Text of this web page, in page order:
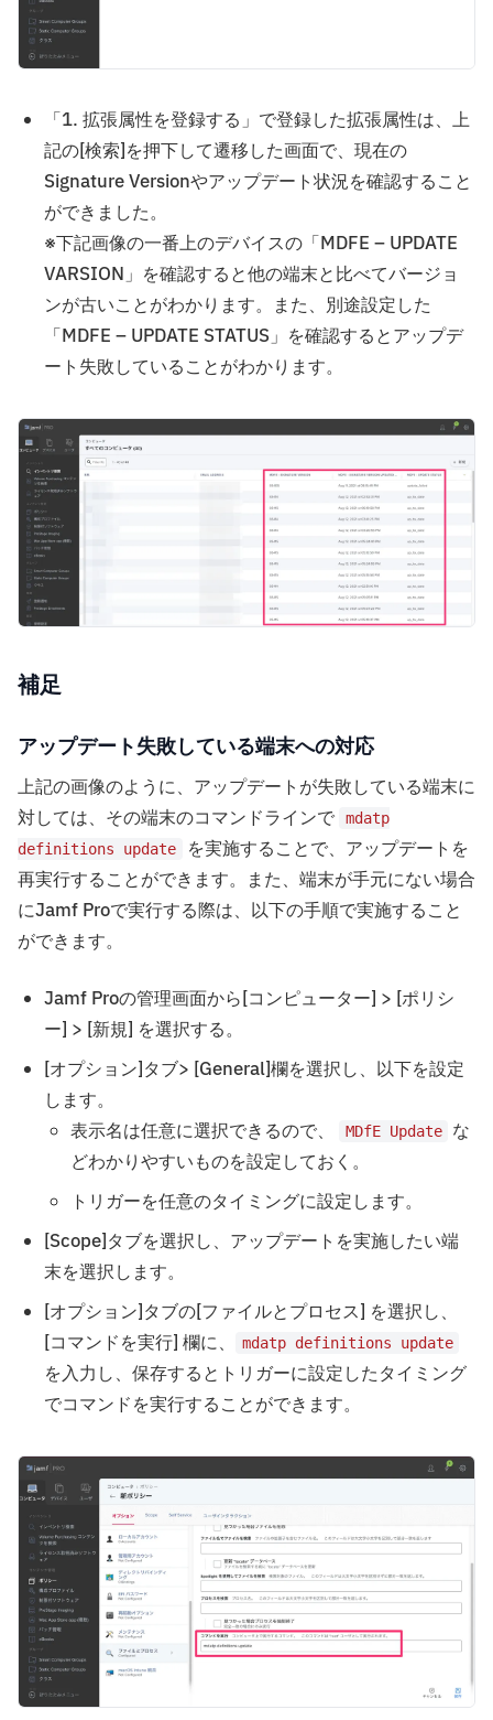
「1. 拡張属性を登録する」で登録した拡張属性は、上
記の[検索]を押下して遷移した画面で、現在の
Signature Versionやアップデート状況を確認すること
ができました。
※下記画像の一番上のデバイスの「MDFE – UPDATE
VARSION」を確認すると他の端末と比べてバージョ
ンが古いことがわかります。また、別途設定した
「MDFE – UPDATE STATUS」を確認するとアップデ
ート失敗していることがわかります。
補足
アップデート失敗している端末への対応
上記の画像のように、アップデートが失敗している端末に
対しては、その端末のコマンドラインで
mdatp
definitions update
を実施することで、アップデートを
再実行することができます。また、端末が手元にない場合
にJamf Proで実行する際は、以下の手順で実施すること
ができます。
Jamf Proの管理画面から[コンピューター] > [ポリシ
ー] > [新規] を選択する。
[オプション]タブ> [General]欄を選択し、以下を設定
します。
表示名は任意に選択できるので、
MDfE Update
な
どわかりやすいものを設定しておく。
トリガーを任意のタイミングに設定します。
[Scope]タブを選択し、アップデートを実施したい端
末を選択します。
[オプション]タブの[ファイルとプロセス] を選択し、
[コマンドを実行] 欄に、
mdatp definitions update
を入力し、保存するとトリガーに設定したタイミング
でコマンドを実行することができます。